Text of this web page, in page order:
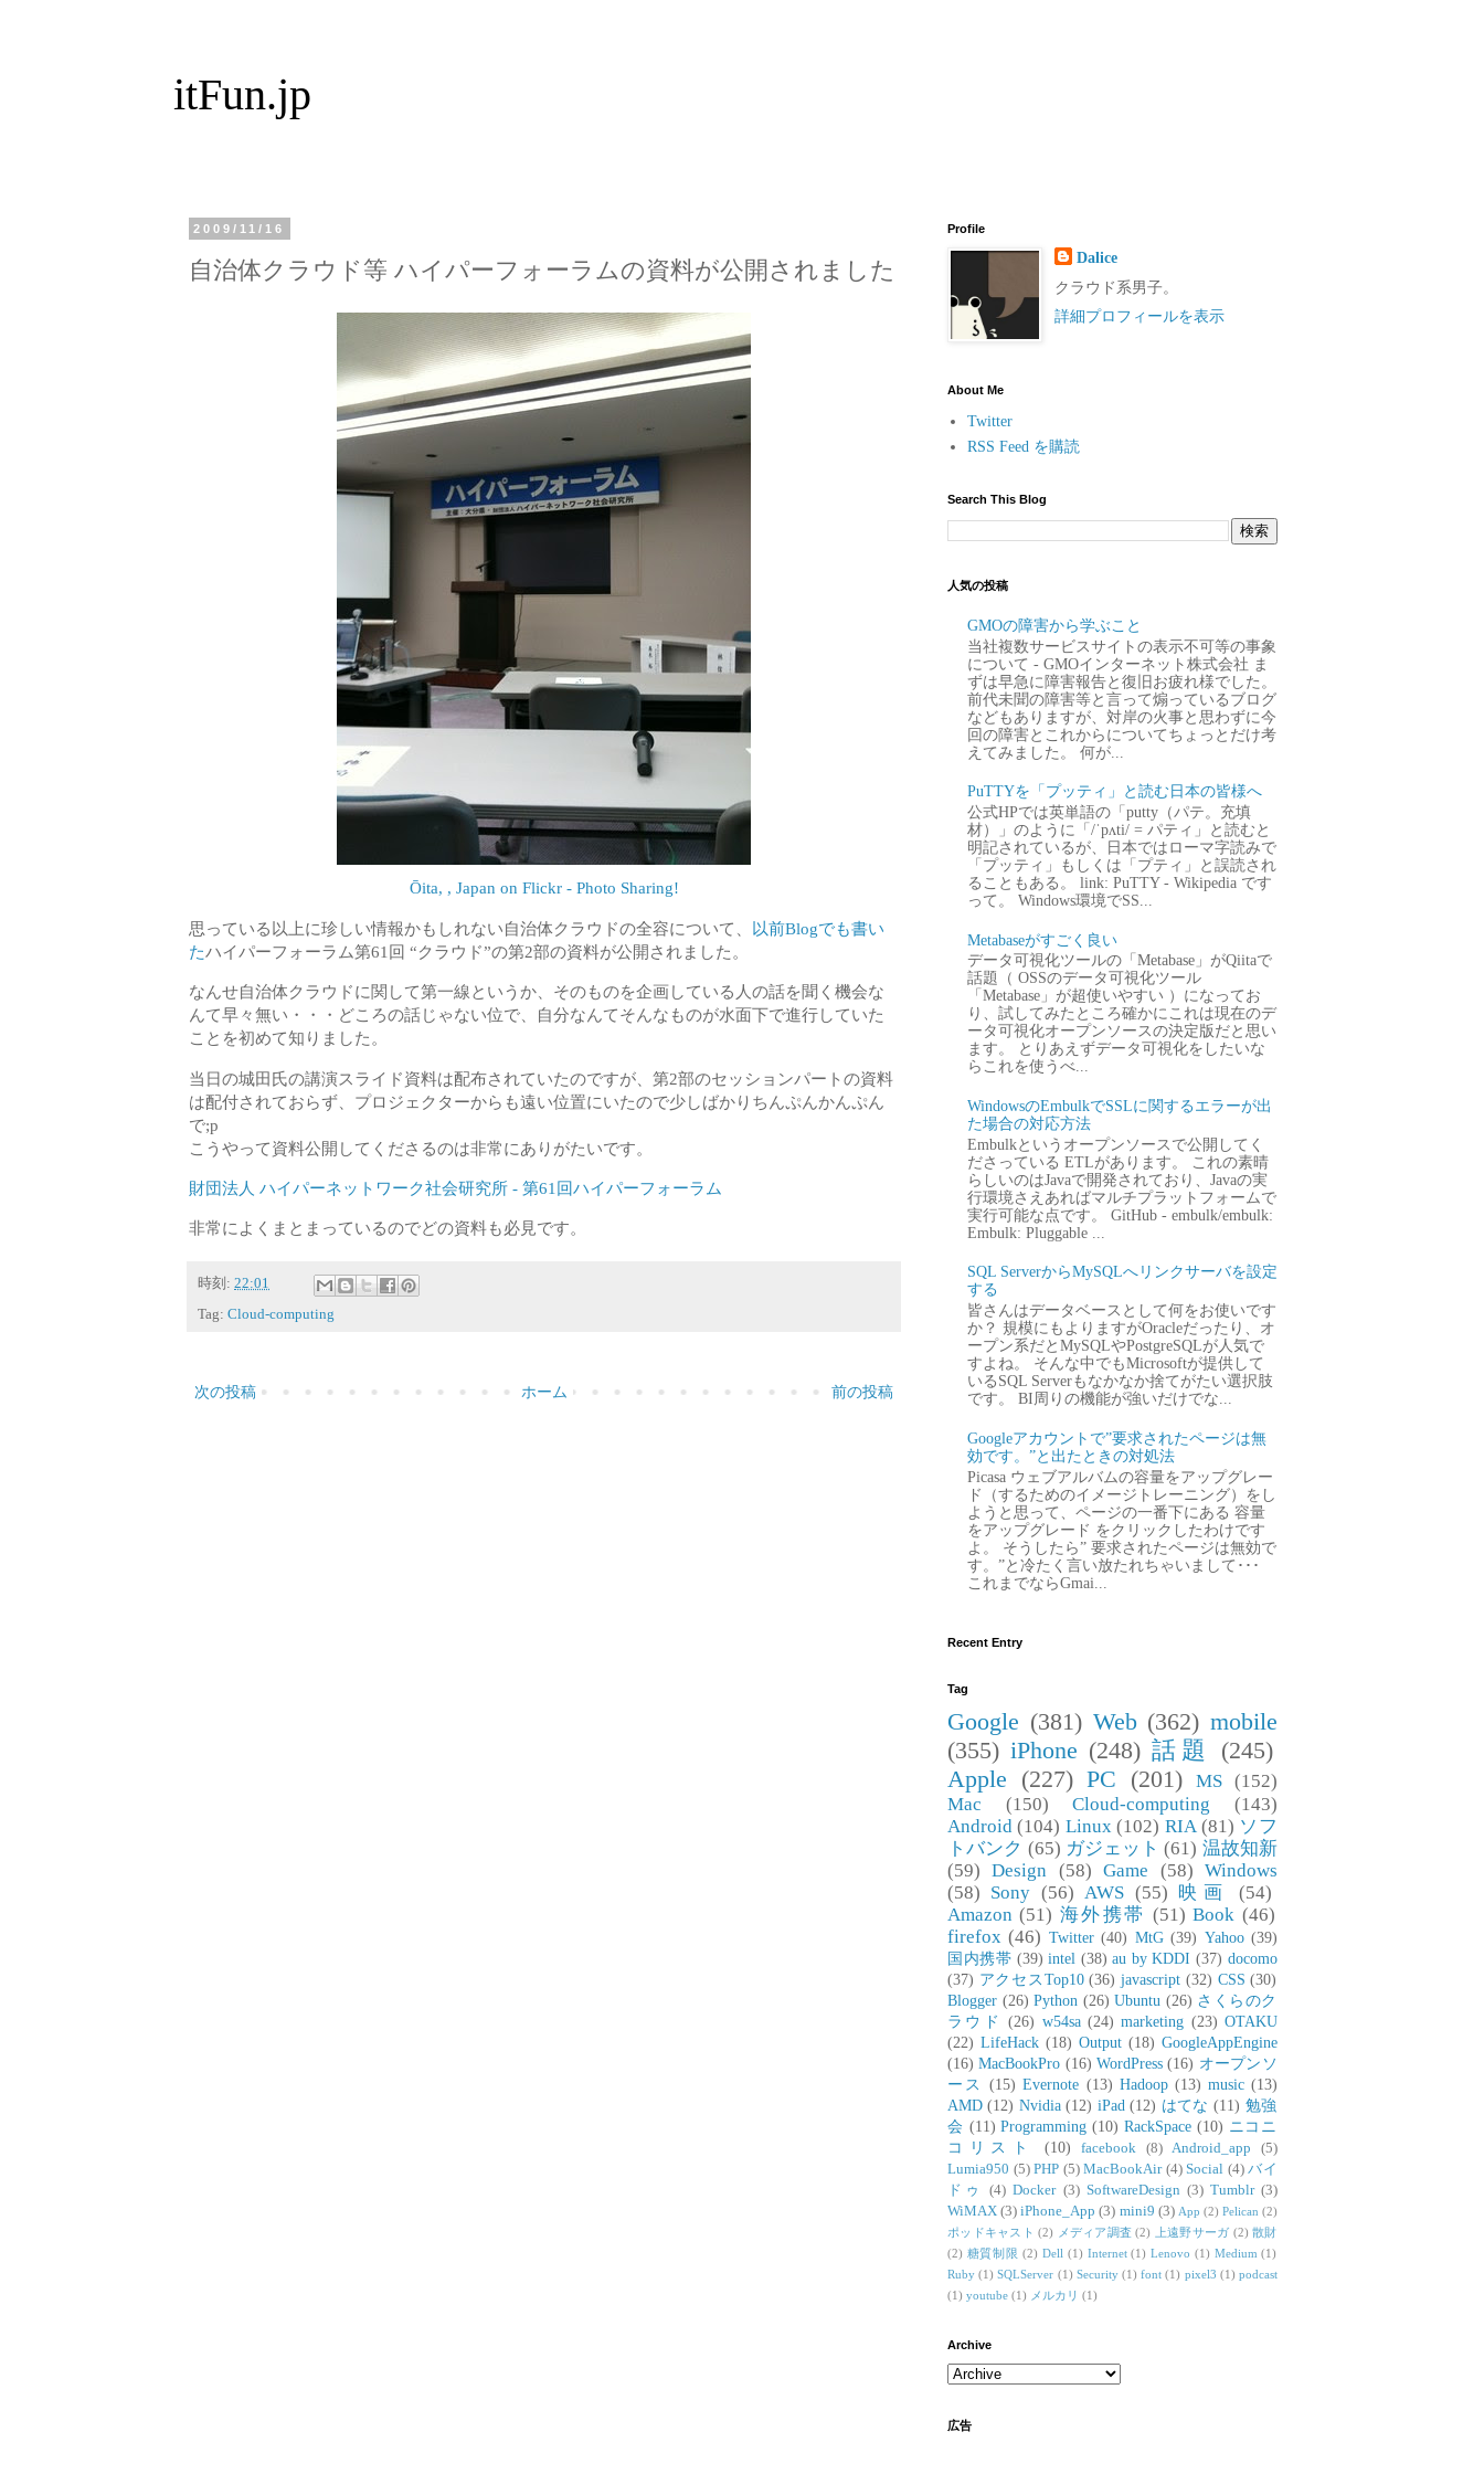
itFun.jp
2009/11/16
自治体クラウド等 ハイパーフォーラムの資料が公開されました
Ōita, , Japan on Flickr - Photo Sharing!
思っている以上に珍しい情報かもしれない自治体クラウドの全容について、
以前Blogでも書い
たハイパーフォーラム第61回 “クラウド”の第2部の資料が公開されました。
なんせ自治体クラウドに関して第一線というか、そのものを企画している人の話を聞く機会な
んて早々無い・・・どころの話じゃない位で、自分なんてそんなものが水面下で進行していた
ことを初めて知りました。
当日の城田氏の講演スライド資料は配布されていたのですが、第2部のセッションパートの資料
は配付されておらず、プロジェクターからも遠い位置にいたので少しばかりちんぷんかんぷん
で;p
こうやって資料公開してくださるのは非常にありがたいです。
財団法人 ハイパーネットワーク社会研究所 - 第61回ハイパーフォーラム
非常によくまとまっているのでどの資料も必見です。
時刻: 22:01
Tag: Cloud-computing
次の投稿 前の投稿
ホーム
Profile
Dalice
クラウド系男子。
詳細プロフィールを表示
About Me
Twitter
RSS Feed を購読
Search This Blog
人気の投稿
GMOの障害から学ぶこと
当社複数サービスサイトの表示不可等の事象
について - GMOインターネット株式会社 ま
ずは早急に障害報告と復旧お疲れ様でした。
前代未聞の障害等と言って煽っているブログ
などもありますが、対岸の火事と思わずに今
回の障害とこれからについてちょっとだけ考
えてみました。 何が...
PuTTYを「プッティ」と読む日本の皆様へ
公式HPでは英単語の「putty（パテ。充填
材）」のように「/ˈpʌti/ = パティ」と読むと
明記されているが、日本ではローマ字読みで
「プッティ」もしくは「プティ」と誤読され
ることもある。 link: PuTTY - Wikipedia です
って。 Windows環境でSS...
Metabaseがすごく良い
データ可視化ツールの「Metabase」がQiitaで
話題（ OSSのデータ可視化ツール
「Metabase」が超使いやすい ）になってお
り、試してみたところ確かにこれは現在のデ
ータ可視化オープンソースの決定版だと思い
ます。 とりあえずデータ可視化をしたいな
らこれを使うべ...
WindowsのEmbulkでSSLに関するエラーが出
た場合の対応方法
Embulkというオープンソースで公開してく
ださっている ETLがあります。 これの素晴
らしいのはJavaで開発されており、Javaの実
行環境さえあればマルチプラットフォームで
実行可能な点です。 GitHub - embulk/embulk:
Embulk: Pluggable ...
SQL ServerからMySQLへリンクサーバを設定
する
皆さんはデータベースとして何をお使いです
か？ 規模にもよりますがOracleだったり、オ
ープン系だとMySQLやPostgreSQLが人気で
すよね。 そんな中でもMicrosoftが提供して
いるSQL Serverもなかなか捨てがたい選択肢
です。 BI周りの機能が強いだけでな...
Googleアカウントで”要求されたページは無
効です。”と出たときの対処法
Picasa ウェブアルバムの容量をアップグレー
ド（するためのイメージトレーニング）をし
ようと思って、ページの一番下にある 容量
をアップグレード をクリックしたわけです
よ。 そうしたら” 要求されたページは無効で
す。”と冷たく言い放たれちゃいまして･･･
これまでならGmai...
Recent Entry
Tag
Google (381) Web (362) mobile
(355) iPhone (248) 話題
(245)
Apple (227) PC (201) MS (152)
Mac
(150) Cloud-computing
(143)
Android (104) Linux (102) RIA (81) ソフ
トバンク (65) ガジェット (61) 温故知新
(59)
Design (58) Game (58) Windows
(58) Sony (56) AWS (55) 映画
(54)
Amazon (51) 海外携帯 (51) Book (46)
firefox (46) Twitter (40) MtG (39) Yahoo (39)
国内携帯 (39) intel (38) au by KDDI (37) docomo
(37) アクセスTop10 (36) javascript (32) CSS (30)
Blogger (26) Python (26) Ubuntu (26) さくらのク
ラウド
(26) w54sa (24) marketing (23) OTAKU
(22) LifeHack (18) Output (18) GoogleAppEngine
(16) MacBookPro (16) WordPress (16) オープンソ
ース
(15) Evernote (13) Hadoop (13) music (13)
AMD (12) Nvidia (12) iPad (12) はてな (11) 勉強
会 (11) Programming (10) RackSpace (10) ニコニ
コリスト
(10) facebook (8) Android_app
(5)
Lumia950 (5) PHP (5) MacBookAir (4) Social (4) バイ
ドゥ
(4) Docker (3) SoftwareDesign (3) Tumblr (3)
WiMAX (3) iPhone_App (3) mini9 (3) App (2) Pelican (2)
ポッドキャスト (2) メディア調査 (2) 上遠野サーガ (2) 散財
(2) 糖質制限 (2) Dell (1) Internet (1) Lenovo (1) Medium (1)
Ruby (1) SQLServer (1) Security (1) font (1) pixel3 (1) podcast
(1) youtube (1) メルカリ (1)
Archive
広告